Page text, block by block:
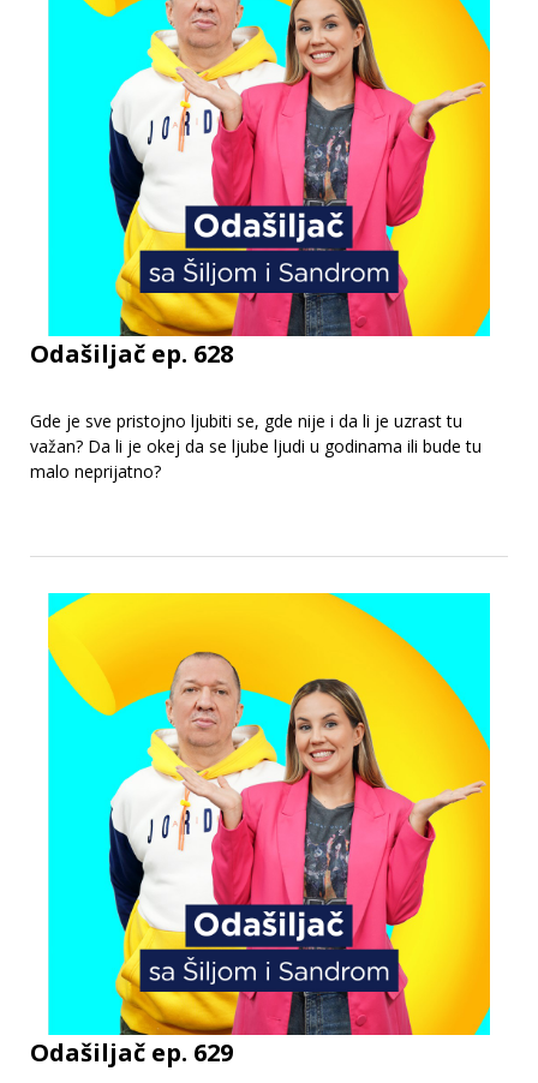
Odašiljač ep. 628
Gde je sve pristojno ljubiti se, gde nije i da li je uzrast tu
važan? Da li je okej da se ljube ljudi u godinama ili bude tu
malo neprijatno?
Odašiljač ep. 629